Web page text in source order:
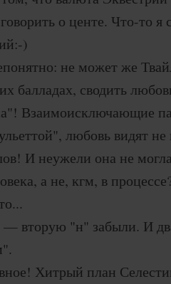
о центе. Что-то
)
не может же
балладах, сводить
Взаимоисключающие
любовь видят
И неужели она не
а не, кгм, в
— вторую "н" забыли. И
Хитрый план